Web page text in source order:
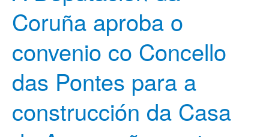
Coruña aproba o
convenio co Concello
das Pontes para a
construcción da Casa